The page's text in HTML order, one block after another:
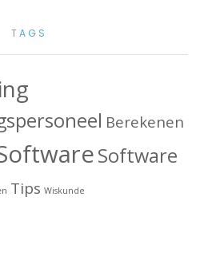
TAGS
Berekenen
Software
Tips Wiskunde